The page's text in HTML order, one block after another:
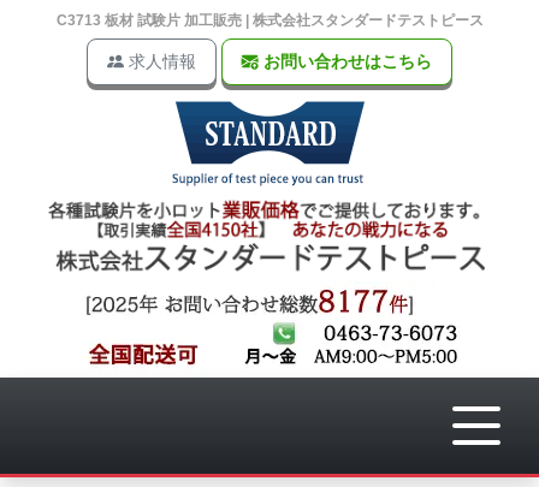
C3713 板材 試験片 加工販売 | 株式会社スタンダードテストピース
求人情報 お問い合わせはこちら